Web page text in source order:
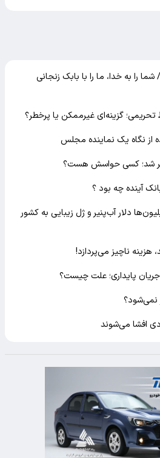
شما را به خدا، ما را با بابک زنجانی
تحریمی؛ گزینه‌ای غیرممکن یا پرخطر؟
از نگاه یک نماینده مجلس
آینده چه بود ؟
دلار آب‌پنیر و ژل زیبایی به کشور
هزینه ناچیز می‌پردازد!
پایداری؛ علت چیست؟
نمی‌شود؟
افشا می‌شوند